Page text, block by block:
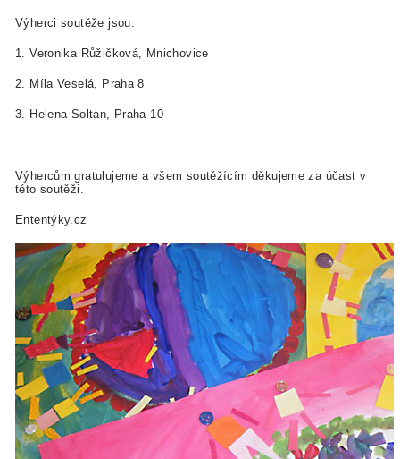
Výherci soutěže jsou:
1. Veronika Růžičková, Mnichovice
2. Míla Veselá, Praha 8
3. Helena Soltan, Praha 10
Výhercům gratulujeme a všem soutěžícím děkujeme za účast v
této soutěži.
Ententýky.cz